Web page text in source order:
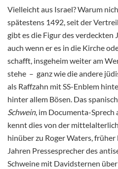
Vielleicht aus Israel? Warum
spätestens 1492, seit der
gibt es die Figur des verdeckten
auch wenn er es in die Kirche
schafft, insgeheim weiter am
stehe – ganz wie die andere
als Raffzahn mit SS-Enblem
hinter allem Bösen. Das
Schwein, im Documenta-Sprech
kennt dies von der
hinüber zu Roger Waters,
Jahren Pressesprecher des
Schweine mit Davidsternen